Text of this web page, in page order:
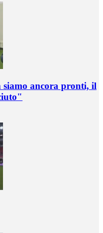
ancora pronti, il